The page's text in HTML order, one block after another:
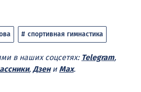
спортивная гимнастика
в наших соцсетях: Telegram,
, Дзени Max.